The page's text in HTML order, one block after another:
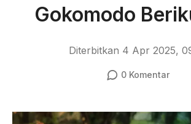
Gokomodo
Diterbitkan 4 Apr 2025,
0Komentar